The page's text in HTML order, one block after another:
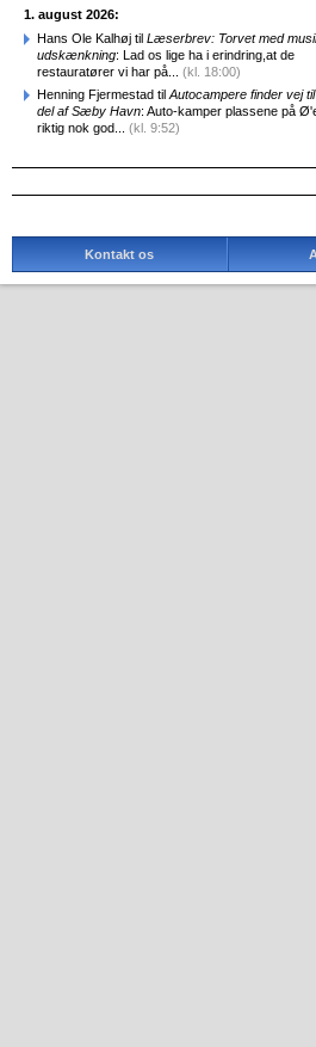
1. august 2026:
Hans Ole Kalhøj til Læserbrev: Torvet med
udskænkning: Lad os lige ha i erindring,at de
restauratører vi har på... (kl. 18:00)
Henning Fjermestad til Autocampere finder vej
del af Sæby Havn: Auto-kamper plassene på
riktig nok god... (kl. 9:52)
Kontakt os